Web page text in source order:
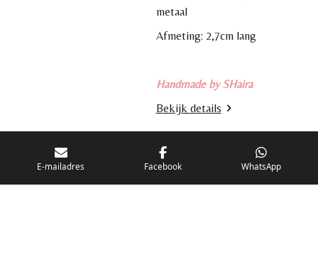
metaal
Afmeting: 2,7cm lang
Handmade by SHaira
Bekijk details
In winkelwagen
E-mailadres Facebook WhatsApp